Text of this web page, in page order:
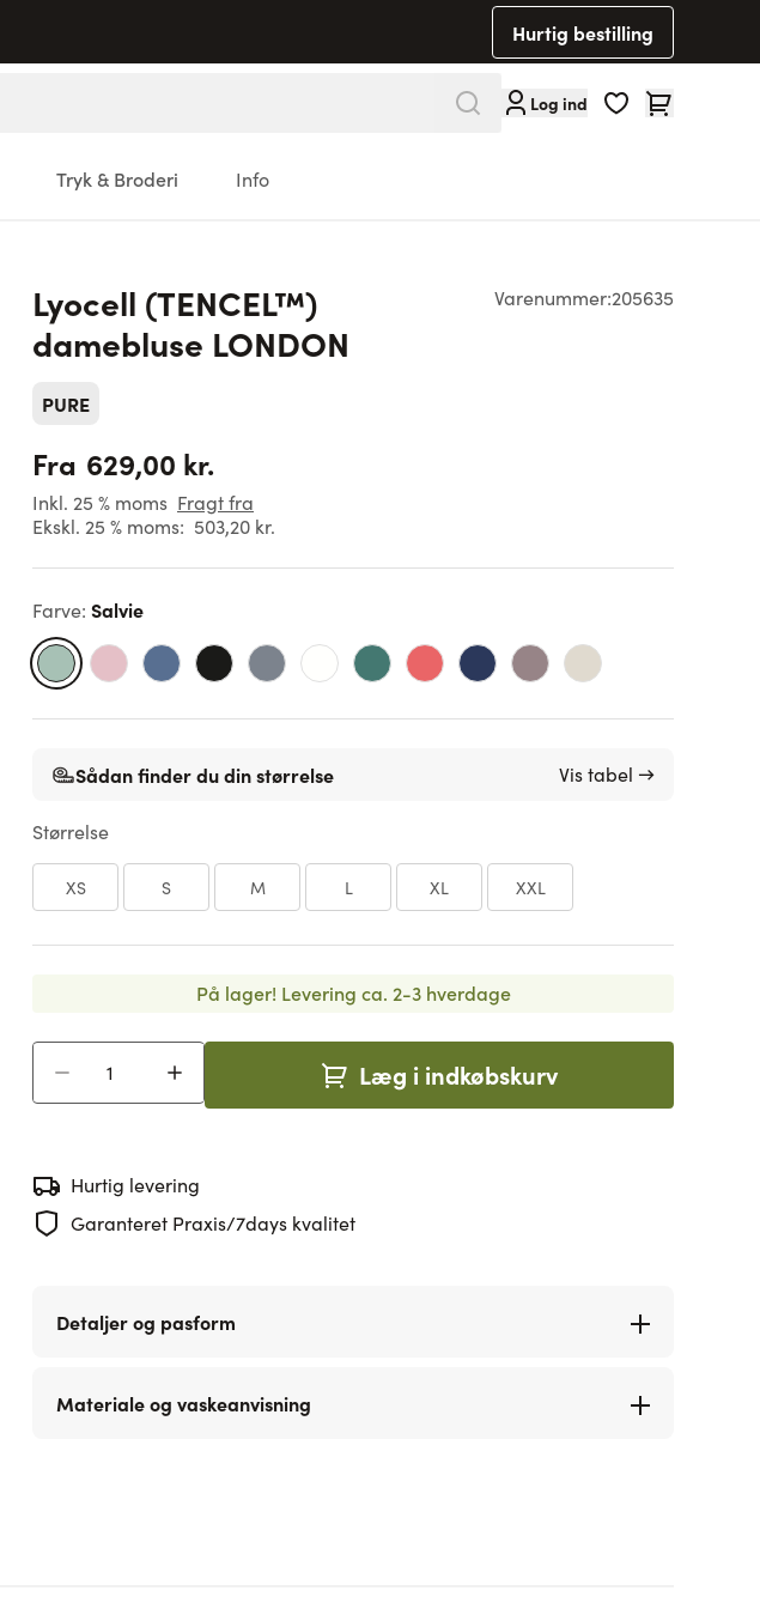
Hurtig bestilling
Log ind Cart
Tryk & Broderi Info
Varenummer:205635
Lyocell (TENCEL™)
damebluse LONDON
PURE
Fra 629,00 kr.
Inkl. 25 % moms Fragt fra
Ekskl. 25 % moms: 503,20 kr.
Farve: Salvie
Sådan finder du din størrelse Vis tabel →
Størrelse
XS S M L XL XXL
På lager! Levering ca. 2-3 hverdage
Læg i indkøbskurv
Hurtig levering
Garanteret Praxis/7days kvalitet
Detaljer og pasform
Materiale og vaskeanvisning